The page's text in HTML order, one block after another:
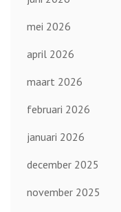
mei 2026
april 2026
maart 2026
februari 2026
januari 2026
december 2025
november 2025